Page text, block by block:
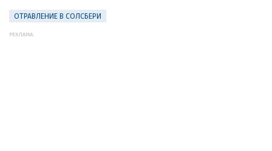
ОТРАВЛЕНИЕ В СОЛСБЕРИ
РЕКЛАМА: